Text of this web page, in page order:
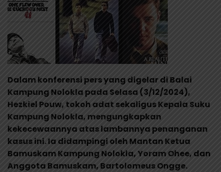
Dalam konferensi pers yang digelar di Balai
Kampung Nolokla pada Selasa (3/12/2024),
Hezkiel Pouw, tokoh adat sekaligus Kepala Suku
Kampung Nolokla, mengungkapkan
kekecewaannya atas lambannya penanganan
kasus ini. Ia didampingi oleh Mantan Ketua
Bamuskam Kampung Nolokla, Yoram Ohee, dan
Anggota Bamuskam, Bartolomeus Ongge.